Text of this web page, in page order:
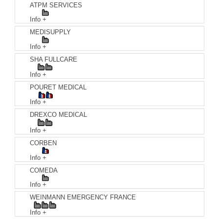
ATPM SERVICES
Info +
MEDISUPPLY
Info +
SHA FULLCARE
Info +
POURET MEDICAL
Info +
DREXCO MEDICAL
Info +
CORBEN
Info +
COMEDA
Info +
WEINMANN EMERGENCY FRANCE
Info +